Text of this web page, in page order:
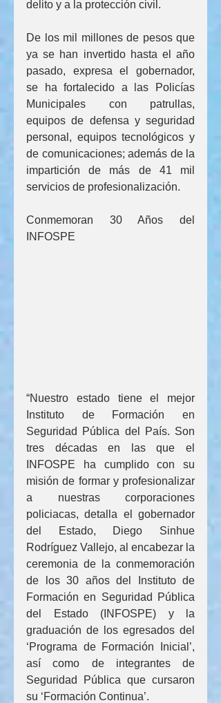
delito y a la protección civil.
De los mil millones de pesos que
ya se han invertido hasta el año
pasado, expresa el gobernador,
se ha fortalecido a las Policías
Municipales con patrullas,
equipos de defensa y seguridad
personal, equipos tecnológicos y
de comunicaciones; además de la
impartición de más de 41 mil
servicios de profesionalización.
Conmemoran 30 Años del
INFOSPE
“Nuestro estado tiene el mejor
Instituto de Formación en
Seguridad Pública del País. Son
tres décadas en las que el
INFOSPE ha cumplido con su
misión de formar y profesionalizar
a nuestras corporaciones
policiacas, detalla el gobernador
del Estado, Diego Sinhue
Rodríguez Vallejo, al encabezar la
ceremonia de la conmemoración
de los 30 años del Instituto de
Formación en Seguridad Pública
del Estado (INFOSPE) y la
graduación de los egresados del
‘Programa de Formación Inicial’,
así como de integrantes de
Seguridad Pública que cursaron
su ‘Formación Continua’.